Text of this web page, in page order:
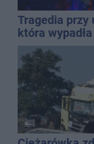
Tragedia przy
która